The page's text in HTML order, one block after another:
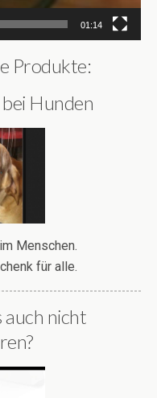
01:14
Produkte:
Hunden
Menschen.
für alle.
auch nicht